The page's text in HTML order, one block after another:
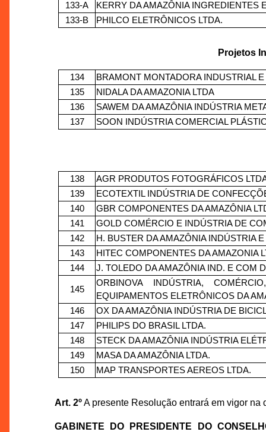
133-A
KERRY DA AMAZÔNIA INGREDIENTES
133-B
PHILCO ELETRÔNICOS LTDA.
Projetos
134
BRAMONT MONTADORA INDUSTRIAL
135
NIDALA DA AMAZONIA LTDA
136
SAWEM DA AMAZÔNIA INDÚSTRIA
137
SOON INDÚSTRIA COMERCIAL
138
AGR PRODUTOS FOTOGRÁFICOS
139
ECOTEXTIL INDÚSTRIA DE
140
GBR COMPONENTES DA AMAZÔNIA
141
GOLD COMÉRCIO E INDÚSTRIA DE
142
H. BUSTER DA AMAZÔNIA INDÚSTRIA
143
HITEC COMPONENTES DA AMAZONIA
144
J. TOLEDO DA AMAZÔNIA IND. E COM
145
ORBINOVA INDÚSTRIA,
EQUIPAMENTOS ELETRÔNICOS DA
146
OX DA AMAZÔNIA INDÚSTRIA DE
147
PHILIPS DO BRASIL LTDA.
148
STECK DA AMAZÔNIA INDÚSTRIA
149
MASA DA AMAZÔNIA LTDA.
150
MAP TRANSPORTES AEREOS LTDA.
Art. 2ºA presente Resolução entrará em vigor na
GABINETE DO PRESIDENTE DO